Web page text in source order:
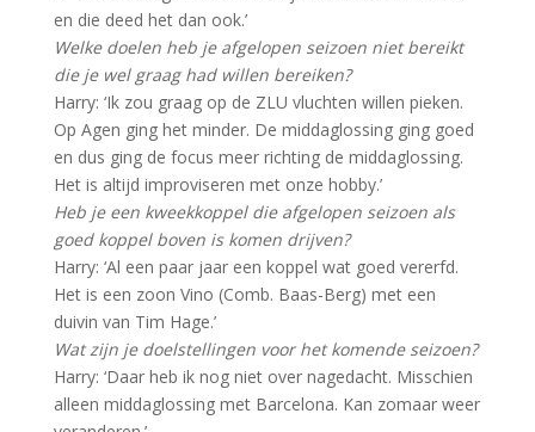
en die deed het dan ook.’
Welke doelen heb je afgelopen seizoen niet bereikt
die je wel graag had willen bereiken?
Harry: ‘Ik zou graag op de ZLU vluchten willen pieken.
Op Agen ging het minder. De middaglossing ging goed
en dus ging de focus meer richting de middaglossing.
Het is altijd improviseren met onze hobby.’
Heb je een kweekkoppel die afgelopen seizoen als
goed koppel boven is komen drijven?
Harry: ‘Al een paar jaar een koppel wat goed vererfd.
Het is een zoon Vino (Comb. Baas-Berg) met een
duivin van Tim Hage.’
Wat zijn je doelstellingen voor het komende seizoen?
Harry: ‘Daar heb ik nog niet over nagedacht. Misschien
alleen middaglossing met Barcelona. Kan zomaar weer